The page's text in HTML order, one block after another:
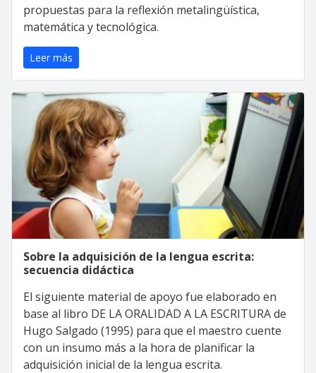
propuestas para la reflexión metalingüística,
matemática y tecnológica.
Leer más
Sobre la adquisición de la lengua escrita:
secuencia didáctica
El siguiente material de apoyo fue elaborado en
base al libro DE LA ORALIDAD A LA ESCRITURA de
Hugo Salgado (1995) para que el maestro cuente
con un insumo más a la hora de planificar la
adquisición inicial de la lengua escrita.